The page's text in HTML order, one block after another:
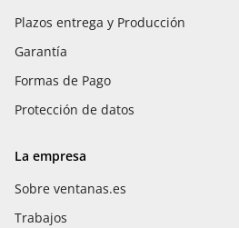
Plazos entrega y Producción
Garantía
Formas de Pago
Protección de datos
La empresa
Sobre ventanas.es
Trabajos